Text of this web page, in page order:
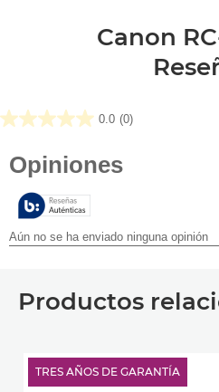
Canon
0.0 (0)
0.0
estrellas.
Productos
TRES AÑOS DE GARANTÍA